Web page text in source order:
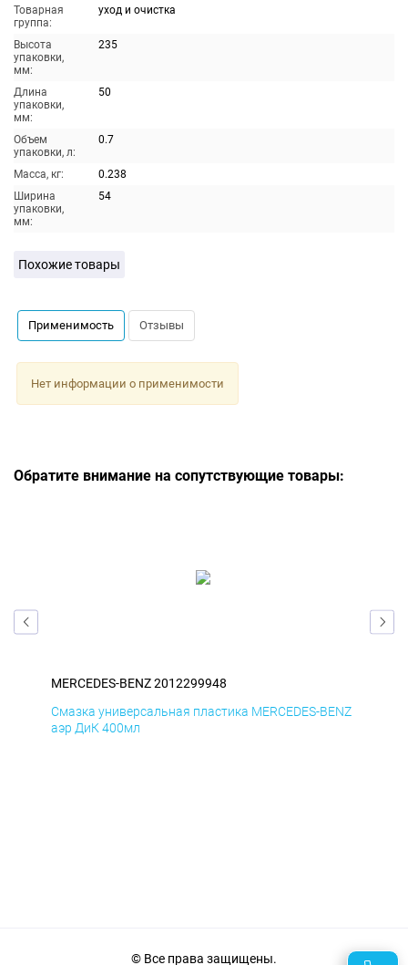
Товарная
группа:
уход и очистка
Высота
упаковки,
мм:
235
Длина
упаковки,
мм:
50
Объем
упаковки, л:
0.7
Масса, кг:
0.238
Ширина
упаковки,
мм:
54
Похожие товары
Применимость Отзывы
Нет информации о применимости
Обратите внимание на сопутствующие товары:
MERCEDES-BENZ 2012299948
Смазка универсальная пластика MERCEDES-BENZ
аэр ДиК 400мл
© Все права защищены.